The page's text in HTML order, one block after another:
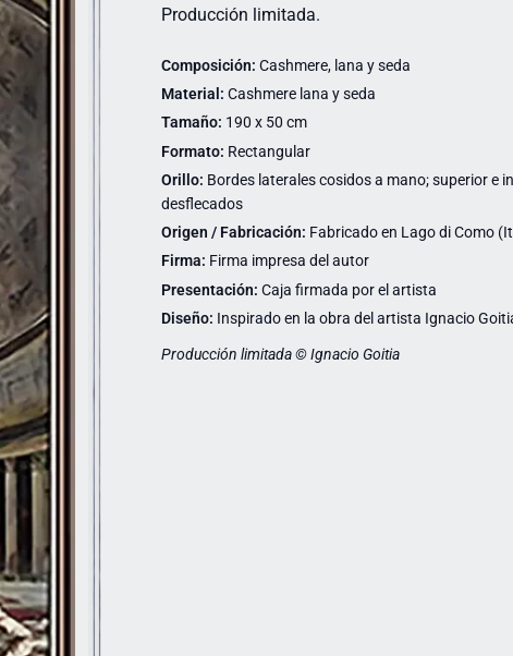
Producción limitada.
Composición: Cashmere, lana y seda
Material: Cashmere lana y seda
Tamaño: 190 x 50 cm
Formato: Rectangular
Orillo: Bordes laterales cosidos a mano; superior e
desflecados
Origen / Fabricación: Fabricado en Lago di Como
Firma: Firma impresa del autor
Presentación: Caja firmada por el artista
Diseño: Inspirado en la obra del artista Ignacio
Producción limitada © Ignacio Goitia